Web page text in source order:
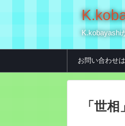
K.kobayashi
お問い合わせ
「 世相 」